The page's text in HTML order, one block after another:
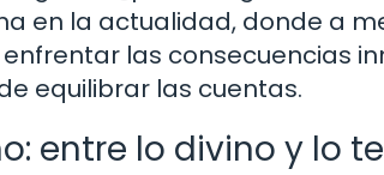
en la actualidad, donde a
las consecuencias
equilibrar las cuentas.
entre lo divino y lo